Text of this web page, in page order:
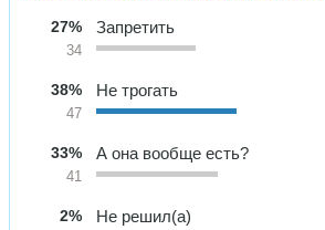
27%
34
Запретить
38%
47
Не трогать
33%
41
А она вообще есть?
2% Не решил(а)